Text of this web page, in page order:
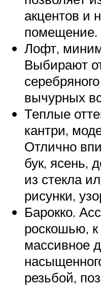
акцентов и
помещение.
Лофт,
Выбирают
вычурных
Теплые
кантри,
Отлично
бук, ясень,
из стекла
рисунки,
Барокко.
роскошью,
массивное
резьбой,